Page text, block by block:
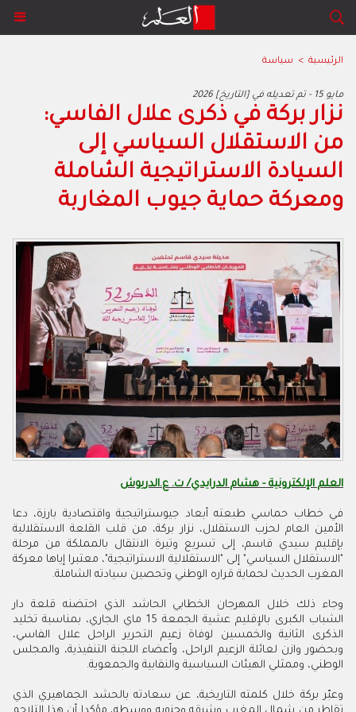
الرئيسية > سياسة
2026 مايو 15 - تم تعديله في [التاريخ]
نزار بركة في ذكرى علال الفاسي:
من الاستقلال السياسي إلى
السيادة الاستراتيجية الشاملة
ومعركة حماية جيوب المغاربة
العلم الإلكترونية - هشام الدرايدي/ ت. ع.الدريوش
في خطاب حماسي طبعته أبعاد جيوستراتيجية واقتصادية بارزة، دعا
الأمين العام لحزب الاستقلال، نزار بركة، من قلب القلعة الاستقلالية
بإقليم سيدي قاسم، إلى تسريع وتيرة الانتقال بالمملكة من مرحلة
"الاستقلال السياسي" إلى "الاستقلالية الاستراتيجية"، معتبرا إياها معركة
المغرب الحديث لحماية قراره الوطني وتحصين سيادته الشاملة.
وجاء ذلك خلال المهرجان الخطابي الحاشد الذي احتضنه قلعة دار
الشباب الكبرى بالإقليم عشية الجمعة 15 ماي الجاري، بمناسبة تخليد
الذكرى الثانية والخمسين لوفاة زعيم التحرير الراحل علال الفاسي،
وبحضور وازن لعائلة الزعيم الراحل، وأعضاء اللجنة التنفيذية، والمجلس
الوطني، وممثلي الهيئات السياسية والنقابية والجمعوية.
وعبّر بركة خلال كلمته التاريخية، عن سعادته بالحشد الجماهيري الذي